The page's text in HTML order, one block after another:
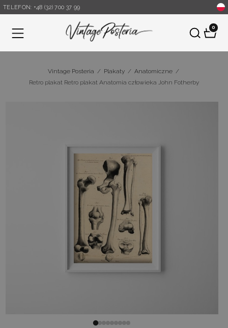
TELEFON: +48 (32) 700 37 99
Menu
0
Vintage Posteria / Plakaty / Anatomiczne /
Retro plakat Retro plakat Anatomia człowieka John Fotherby